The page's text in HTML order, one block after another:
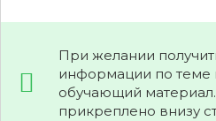
При желании
информации по теме
обучающий
прикреплено внизу